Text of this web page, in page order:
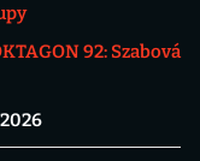
92: Szabová